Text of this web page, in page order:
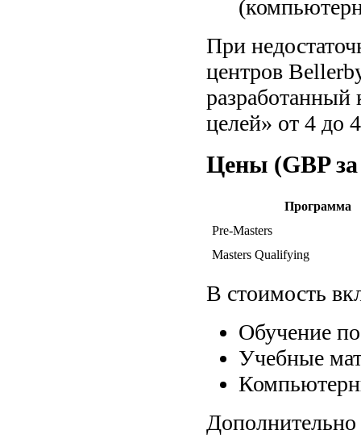
При
центров
разработанный
целей» от 4 до
Цены (GBP
Программа
Pre-Masters
Masters Qualifying
В стоимость
Обучение
Учебные